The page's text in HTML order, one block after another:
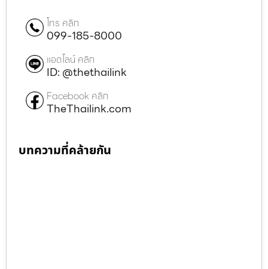
โทร คลิก
099-185-8000
แอดไลน์ คลิก
ID: @thethailink
Facebook คลิก
TheThailink.com
บทความที่คล้ายกัน